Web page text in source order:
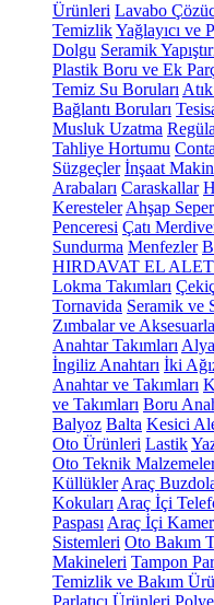
Ürünleri Lavabo
TemizlikYağlayıcı ve
Dolgu Seramik
Plastik Boru ve Ek
Temiz Su Boruları
Bağlantı Boruları
Musluk Uzatma
Tahliye Hortumu Conta
Süzgeçler İnşaat
Arabaları Caraskallar
Keresteler Ahşap
Penceresi Çatı
Sundurma Menfezler
HIRDAVAT EL
Lokma Takımları
Tornavida Seramik ve
Zımbalar ve
Anahtar Takımları
İngiliz Anahtarı İki
Anahtar ve Takımları
ve Takımları Boru
Balyoz Balta Kesici
Oto Ürünleri Lastik
Oto Teknik
Küllükler Araç
Kokuları Araç İçi
Paspası Araç İçi
Sistemleri Oto Bakım
Makineleri Tampon
Temizlik ve Bakım
Parlatıcı Ürünleri